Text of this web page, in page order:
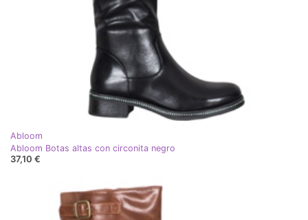
Abloom
Abloom Botas altas con circonita negro
37,10 €